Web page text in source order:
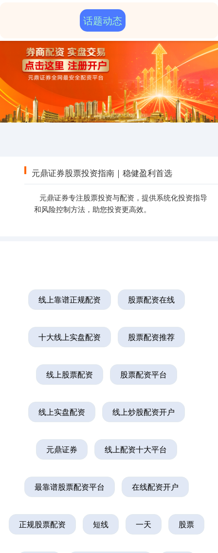
元鼎证券股票投资指南｜稳健盈利首选
元鼎证券专注股票投资与配资，提供系统化投资指导
和风险控制方法，助您投资更高效。
话题动态
线上靠谱正规配资 股票配资在线
十大线上实盘配资 股票配资推荐
线上股票配资 股票配资平台
线上实盘配资 线上炒股配资开户
元鼎证券 线上配资十大平台
最靠谱股票配资平台 在线配资开户
正规股票配资 短线 一天 股票